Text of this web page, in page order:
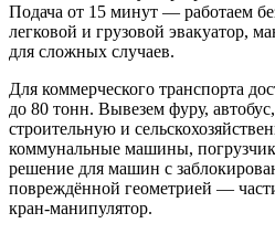
Подача от 15 минут — работаем
легковой и грузовой эвакуатор,
для сложных случаев.
Для коммерческого транспорта
до 80 тонн. Вывезем фуру, автобус,
строительную и
коммунальные машины,
решение для машин с
повреждённой геометрией —
кран-манипулятор.